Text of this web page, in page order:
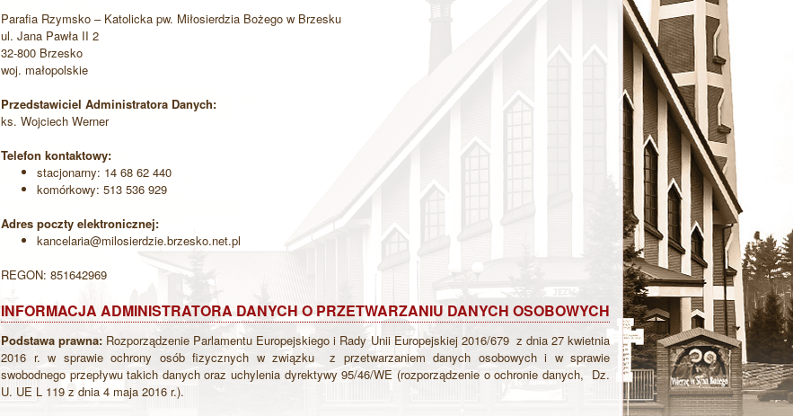
Parafia Rzymsko – Katolicka pw. Miłosierdzia Bożego w Brzesku
ul. Jana Pawła II 2
32-800 Brzesko
woj. małopolskie
Przedstawiciel Administratora Danych:
ks. Wojciech Werner
Telefon kontaktowy:
stacjonarny: 14 68 62 440
komórkowy: 513 536 929
Adres poczty elektronicznej:
kancelaria@milosierdzie.brzesko.net.pl
REGON: 851642969
INFORMACJA ADMINISTRATORA DANYCH O PRZETWARZANIU DANYCH OSOBOWYCH
Podstawa prawna: Rozporządzenie Parlamentu Europejskiego i Rady Unii Europejskiej 2016/679 z dnia 27 kwietnia
2016 r. w sprawie ochrony osób fizycznych w związku z przetwarzaniem danych osobowych i w sprawie
swobodnego przepływu takich danych oraz uchylenia dyrektywy 95/46/WE (rozporządzenie o ochronie danych, Dz.
U. UE L 119 z dnia 4 maja 2016 r.).